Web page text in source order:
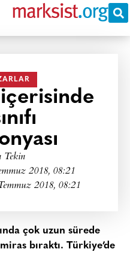
Tekin
2018, 08:21
2018, 08:21
çok uzun sürede
bıraktı. Türkiye’de